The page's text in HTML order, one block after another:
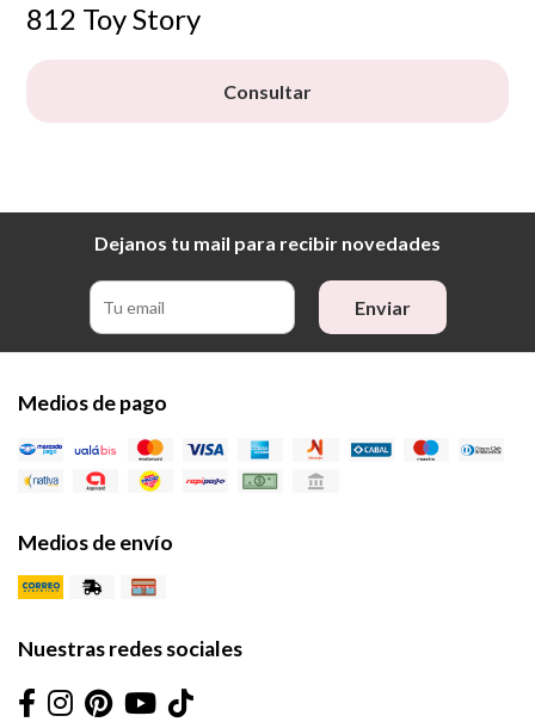
812 Toy Story
Consultar
Dejanos tu mail para recibir novedades
Enviar
Medios de pago
Medios de envío
Nuestras redes sociales